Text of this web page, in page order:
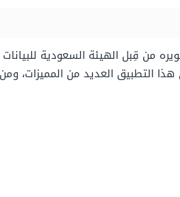
من قِبل الهيئة السعودية
التطبيق العديد من المميزات، ومن